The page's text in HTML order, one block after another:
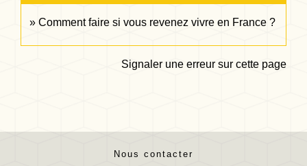
Comment faire si vous revenez vivre en France ?
Signaler une erreur sur cette page
Nous contacter